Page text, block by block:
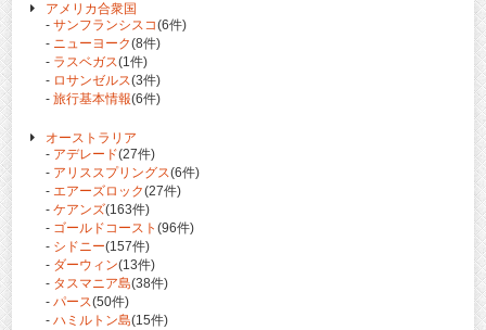
アメリカ合衆国
- サンフランシスコ(6件)
- ニューヨーク(8件)
- ラスベガス(1件)
- ロサンゼルス(3件)
- 旅行基本情報(6件)
オーストラリア
- アデレード(27件)
- アリススプリングス(6件)
- エアーズロック(27件)
- ケアンズ(163件)
- ゴールドコースト (96件)
- シドニー(157件)
- ダーウィン(13件)
- タスマニア島(38件)
- パース(50件)
- ハミルトン島(15件)